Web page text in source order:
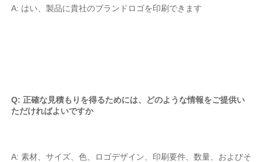
A: はい、製品に貴社のブランドロゴを印刷できます
Q: 正確な見積もりを得るためには、どのような情報をご提供い
ただければよいですか
A: 素材、サイズ、色、ロゴデザイン、印刷要件、数量、およびそ